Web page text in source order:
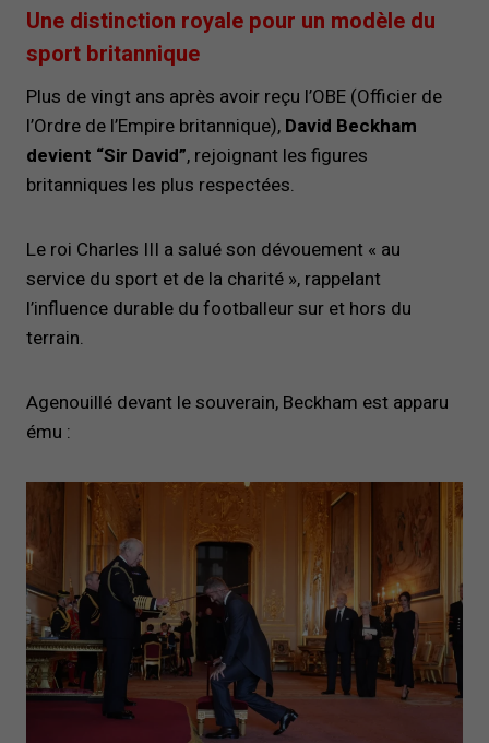
Une distinction royale pour un modèle du
sport britannique
Plus de vingt ans après avoir reçu l’OBE (Officier de
l’Ordre de l’Empire britannique), David Beckham
devient “Sir David”, rejoignant les figures
britanniques les plus respectées.
Le roi Charles III a salué son dévouement « au
service du sport et de la charité », rappelant
l’influence durable du footballeur sur et hors du
terrain.
Agenouillé devant le souverain, Beckham est apparu
ému :